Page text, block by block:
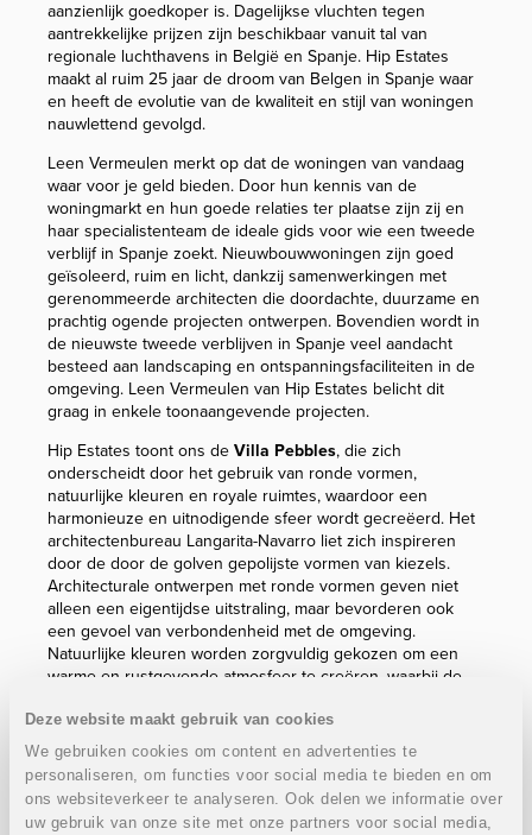
Deze website maakt gebruik van cookies
We gebruiken cookies om content en advertenties te
personaliseren, om functies voor social media te bieden en om
ons websiteverkeer te analyseren. Ook delen we informatie over
uw gebruik van onze site met onze partners voor social media,
aanzienlijk goedkoper is. Dagelijkse vluchten tegen
aantrekkelijke prijzen zijn beschikbaar vanuit tal van
regionale luchthavens in België en Spanje. Hip Estates
maakt al ruim 25 jaar de droom van Belgen in Spanje waar
en heeft de evolutie van de kwaliteit en stijl van woningen
nauwlettend gevolgd.
Leen Vermeulen merkt op dat de woningen van vandaag
waar voor je geld bieden. Door hun kennis van de
woningmarkt en hun goede relaties ter plaatse zijn zij en
haar specialistenteam de ideale gids voor wie een tweede
verblijf in Spanje zoekt. Nieuwbouwwoningen zijn goed
geïsoleerd, ruim en licht, dankzij samenwerkingen met
gerenommeerde architecten die doordachte, duurzame en
prachtig ogende projecten ontwerpen. Bovendien wordt in
de nieuwste tweede verblijven in Spanje veel aandacht
besteed aan landscaping en ontspanningsfaciliteiten in de
omgeving. Leen Vermeulen van Hip Estates belicht dit
graag in enkele toonaangevende projecten.
Hip Estates toont ons de Villa Pebbles, die zich
onderscheidt door het gebruik van ronde vormen,
natuurlijke kleuren en royale ruimtes, waardoor een
harmonieuze en uitnodigende sfeer wordt gecreëerd. Het
architectenbureau Langarita-Navarro liet zich inspireren
door de door de golven gepolijste vormen van kiezels.
Architecturale ontwerpen met ronde vormen geven niet
alleen een eigentijdse uitstraling, maar bevorderen ook
een gevoel van verbondenheid met de omgeving.
Natuurlijke kleuren worden zorgvuldig gekozen om een
warme en rustgevende atmosfeer te creëren, waarbij de
in het interieur.